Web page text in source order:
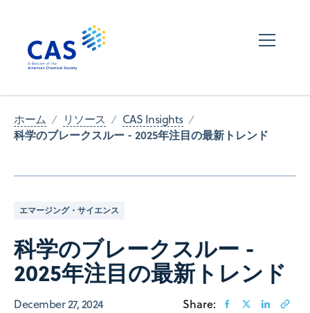
ホーム リソース CAS Insights
科学のブレークスルー - 2025年注目の最新トレンド
エマージング・サイエンス
科学のブレークスルー -
2025年注目の最新トレンド
December 27, 2024 Share: